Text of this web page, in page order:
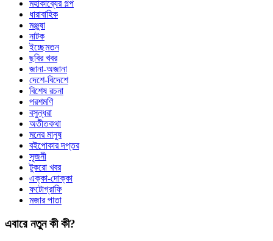
মহাকাব্যের গল্প
ধারাবাহিক
মঞ্জুষা
নাটক
ইচ্ছেমতন
ছবির খবর
জানা-অজানা
দেশে-বিদেশে
বিশেষ রচনা
পরশমণি
বসুন্ধরা
অতীতকথা
মনের মানুষ
বইপোকার দপ্তর
সৃজনী
টুকরো খবর
এক্কা-দোক্কা
ফটোগ্রাফি
মজার পাতা
এবারে নতুন কী কী?